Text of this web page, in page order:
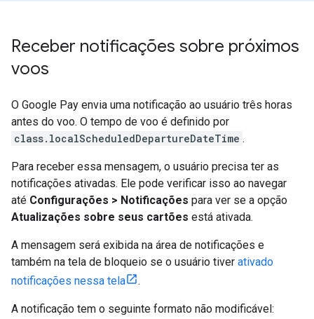
Receber notificações sobre próximos
voos
O Google Pay envia uma notificação ao usuário três horas
antes do voo. O tempo de voo é definido por
class.localScheduledDepartureDateTime .
Para receber essa mensagem, o usuário precisa ter as
notificações ativadas. Ele pode verificar isso ao navegar
até Configurações > Notificações para ver se a opção
Atualizações sobre seus cartões está ativada.
A mensagem será exibida na área de notificações e
também na tela de bloqueio se o usuário tiver ativado
notificações nessa tela
.
A notificação tem o seguinte formato não modificável: